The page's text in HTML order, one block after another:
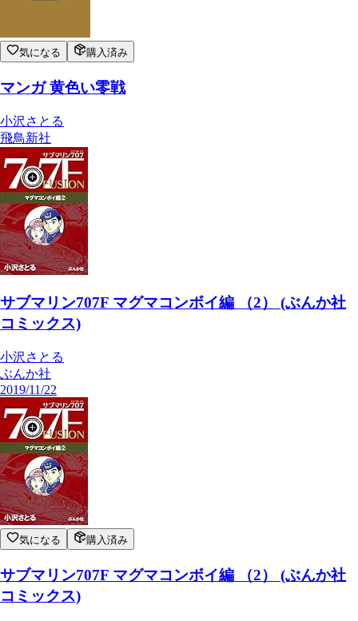
気になる 購入済み
マンガ 黄色い零戦
小沢さとる
飛鳥新社
サブマリン707F マグマコンボイ編 （2） (ぶんか社
コミックス)
小沢さとる
ぶんか社
2019/11/22
気になる 購入済み
サブマリン707F マグマコンボイ編 （2） (ぶんか社
コミックス)